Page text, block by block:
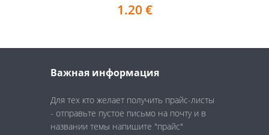
1.20 €
Важная информация
Для тех кто желает получить прайс-листы
- отправьте пустое письмо на почту и в
названии темы напишите "прайс"